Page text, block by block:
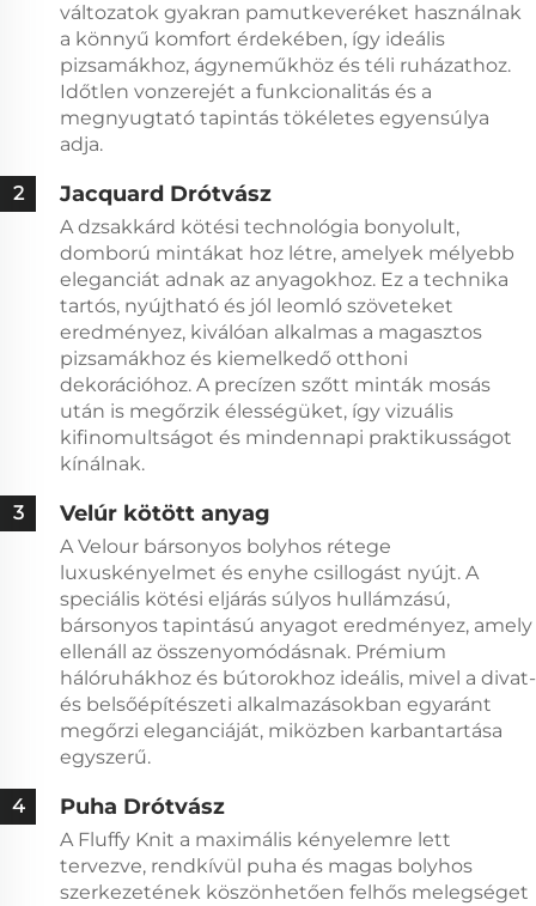
változatok gyakran pamutkeveréket használnak
a könnyű komfort érdekében, így ideális
pizsamákhoz, ágyneműkhöz és téli ruházathoz.
Időtlen vonzerejét a funkcionalitás és a
megnyugtató tapintás tökéletes egyensúlya
adja.
2 Jacquard Drótvász
A dzsakkárd kötési technológia bonyolult,
domború mintákat hoz létre, amelyek mélyebb
eleganciát adnak az anyagokhoz. Ez a technika
tartós, nyújtható és jól leomló szöveteket
eredményez, kiválóan alkalmas a magasztos
pizsamákhoz és kiemelkedő otthoni
dekorációhoz. A precízen szőtt minták mosás
után is megőrzik élességüket, így vizuális
kifinomultságot és mindennapi praktikusságot
kínálnak.
3 Velúr kötött anyag
A Velour bársonyos bolyhos rétege
luxuskényelmet és enyhe csillogást nyújt. A
speciális kötési eljárás súlyos hullámzású,
bársonyos tapintású anyagot eredményez, amely
ellenáll az összenyomódásnak. Prémium
hálóruhákhoz és bútorokhoz ideális, mivel a divat-
és belsőépítészeti alkalmazásokban egyaránt
megőrzi eleganciáját, miközben karbantartása
egyszerű.
4 Puha Drótvász
A Fluffy Knit a maximális kényelemre lett
tervezve, rendkívül puha és magas bolyhos
szerkezetének köszönhetően felhős melegséget